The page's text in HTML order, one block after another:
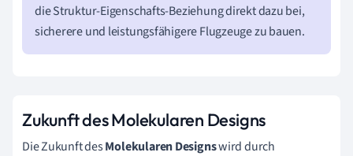
die Struktur-Eigenschafts-Beziehung direkt dazu bei,
sicherere und leistungsfähigere Flugzeuge zu bauen.
Zukunft des Molekularen Designs
Die Zukunft desMolekularen Designswird durch